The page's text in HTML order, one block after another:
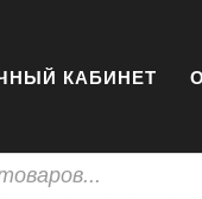
КАБИНЕТ